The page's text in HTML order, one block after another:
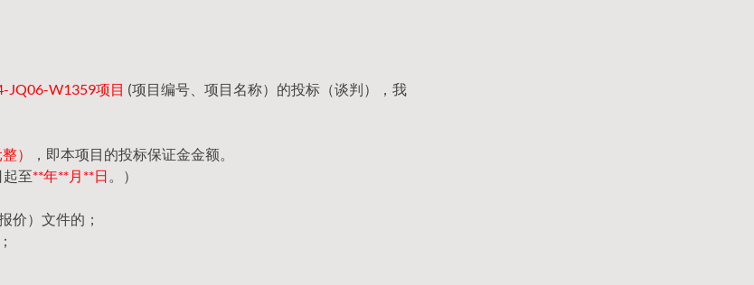
JQ06-W1359项目 (项目编号、项目名称）的投标（谈判），我
）
，即本项目的投标保证金金额。
至**年**月**日 。）
价）文件的；